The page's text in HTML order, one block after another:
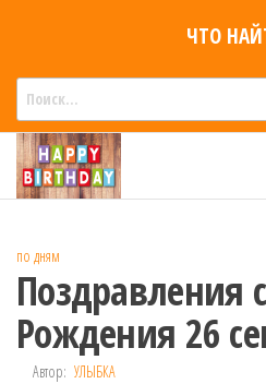
содержимому
ЧТО
Голосовые смс
мобильный
для мужчин,
по дням
Поздравления
Рождения 26
Автор: УЛЫБКА